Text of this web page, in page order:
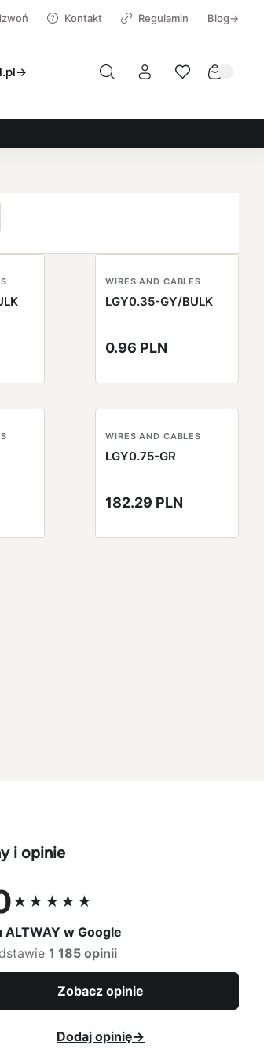
Kontakt Regulamin Blog→
WIRES AND CABLES
LGY0.35-GY/BULK
0.96 PLN
WIRES AND CABLES
LGY0.75-GR
182.29 PLN
i opinie
★★★★★
5,0 na 5
ALTWAY w Google
1 185 opinii
Zobacz opinie
Dodaj opinię→